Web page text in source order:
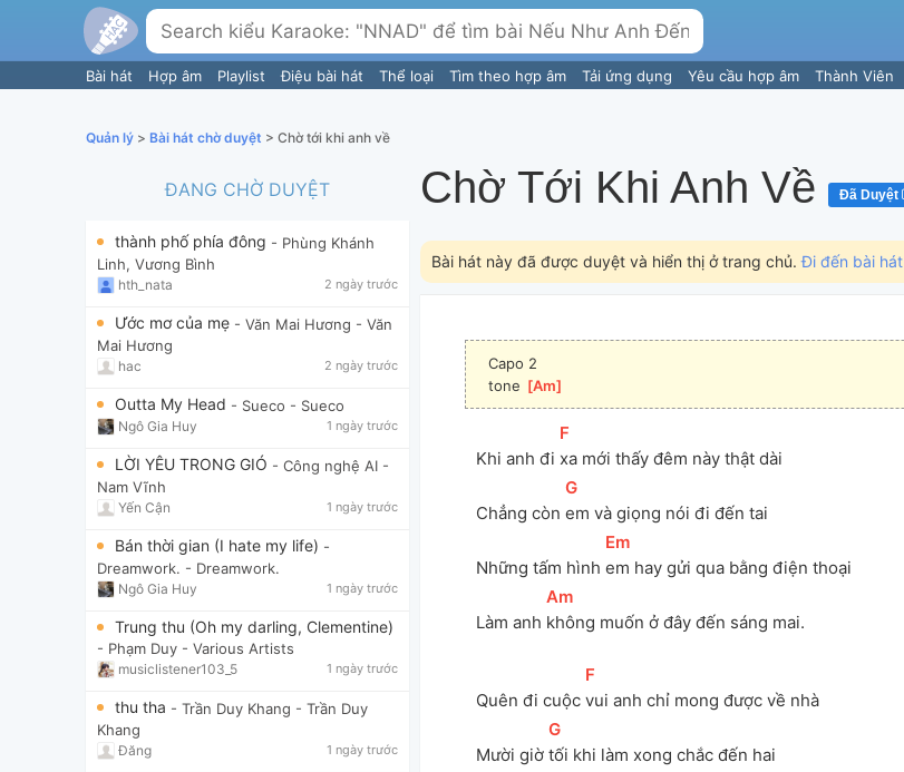
Bài hát Hợp âm Playlist Điệu bài hát Thể loại Tìm theo hợp âm Tải ứng dụng Yêu cầu hợp âm Thành Viên
Quản lý > Bài hát chờ duyệt > Chờ tới khi anh về
ĐANG CHỜ DUYỆT
thành phố phía đông - Phùng Khánh
Linh, Vương Bình
hth_nata 2 ngày trước
Ước mơ của mẹ - Văn Mai Hương - Văn
Mai Hương
hac 2 ngày trước
Outta My Head - Sueco - Sueco
Ngô Gia Huy 1 ngày trước
LỜI YÊU TRONG GIÓ - Công nghệ AI -
Nam Vĩnh
Yến Cận 1 ngày trước
Bán thời gian (I hate my life) -
Dreamwork. - Dreamwork.
Ngô Gia Huy 1 ngày trước
Trung thu (Oh my darling, Clementine)
- Phạm Duy - Various Artists
musiclistener103_5 1 ngày trước
thu tha - Trần Duy Khang - Trần Duy
Khang
Đăng 1 ngày trước
Chờ Tới Khi Anh Về Đã Duyệt
Bài hát này đã được duyệt và hiển thị ở trang chủ.Đi đến bài hát
Capo 2
tone [Am
Khi anh đi
[F
xa mới thấy đêm này thật dài
Chẳng còn
[
G
em và giọng nói đi đến tai
Những tấm hình
[Em
em hay gửi qua bằng điện thoại
Làm anh
[
Am
không muốn ở đây đến sáng mai.
Quên đi cuộc
[F
vui anh chỉ mong được về nhà
Mười giờ
[
G
tối khi làm xong chắc đến hai